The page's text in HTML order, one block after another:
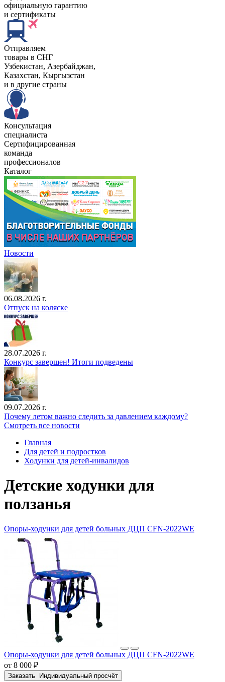
официальную гарантию
и сертификаты
Отправляем
товары в СНГ
Узбекистан, Aзербайджан,
Казахстан, Кыргызстан
и в другие страны
Консультация
специалиста
Сертифицированная
команда
профессионалов
Каталог
Новости
06.08.2026 г.
Отпуск на коляске
28.07.2026 г.
Конкурс завершен! Итоги подведены
09.07.2026 г.
Почему летом важно следить за давлением каждому?
Смотреть все новости
Главная
Для детей и подростков
Ходунки для детей-инвалидов
Детские ходунки для
ползанья
Опоры-ходунки для детей больных ДЦП CFN-2022WE
Опоры-ходунки для детей больных ДЦП CFN-2022WE
от 8 000 ₽
Заказать Индивидуальный просчёт